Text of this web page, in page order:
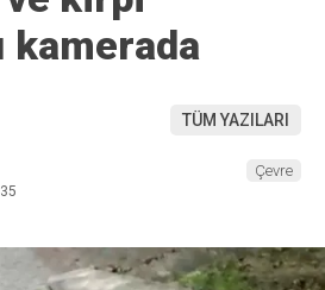
kamerada
TÜM YAZILARI
Çevre